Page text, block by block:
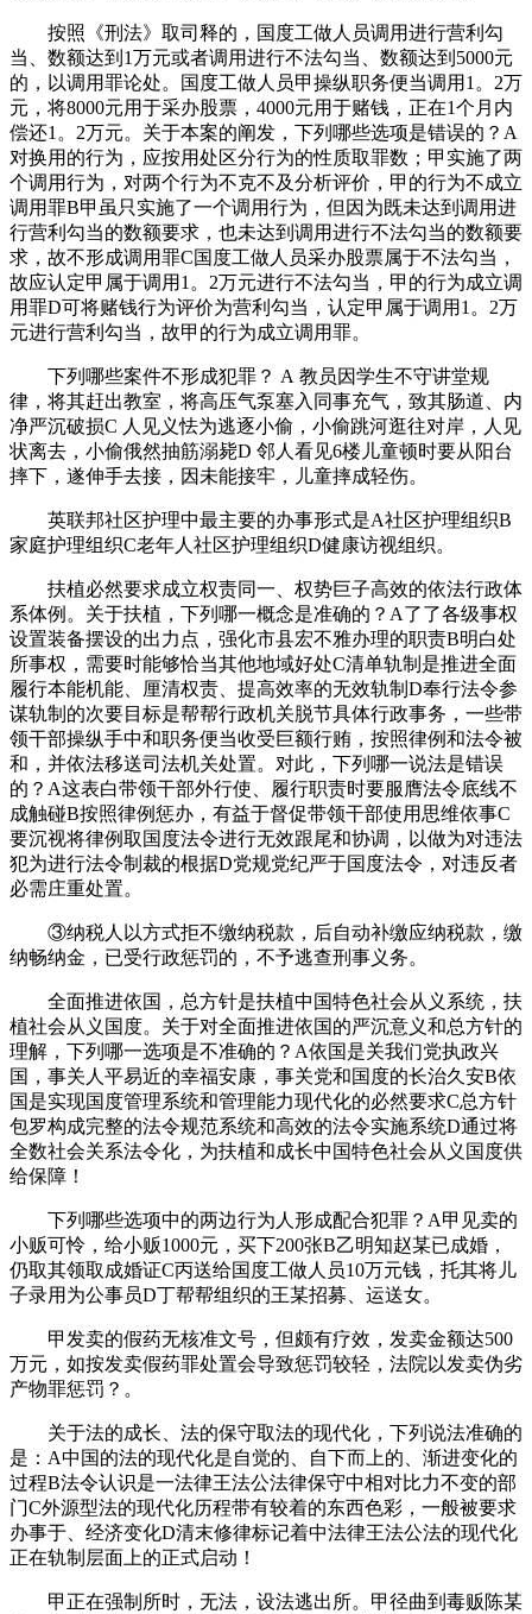
按照《刑法》取司释的，国度工做人员调用进行营利勾
当、数额达到1万元或者调用进行不法勾当、数额达到5000元
的，以调用罪论处。国度工做人员甲操纵职务便当调用1。2万
元，将8000元用于采办股票，4000元用于赌钱，正在1个月内
偿还1。2万元。关于本案的阐发，下列哪些选项是错误的？A
对换用的行为，应按用处区分行为的性质取罪数；甲实施了两
个调用行为，对两个行为不克不及分析评价，甲的行为不成立
调用罪B甲虽只实施了一个调用行为，但因为既未达到调用进
行营利勾当的数额要求，也未达到调用进行不法勾当的数额要
求，故不形成调用罪C国度工做人员采办股票属于不法勾当，
故应认定甲属于调用1。2万元进行不法勾当，甲的行为成立调
用罪D可将赌钱行为评价为营利勾当，认定甲属于调用1。2万
元进行营利勾当，故甲的行为成立调用罪。
下列哪些案件不形成犯罪？ A 教员因学生不守讲堂规
律，将其赶出教室，将高压气泵塞入同事充气，致其肠道、内
净严沉破损C 人见义怯为逃逐小偷，小偷跳河逛往对岸，人见
状离去，小偷俄然抽筋溺毙D 邻人看见6楼儿童顿时要从阳台
摔下，遂伸手去接，因未能接牢，儿童摔成轻伤。
英联邦社区护理中最主要的办事形式是A社区护理组织B
家庭护理组织C老年人社区护理组织D健康访视组织。
扶植必然要求成立权责同一、权势巨子高效的依法行政体
系体例。关于扶植，下列哪一概念是准确的？A了了各级事权
设置装备摆设的出力点，强化市县宏不雅办理的职责B明白处
所事权，需要时能够恰当其他地域好处C清单轨制是推进全面
履行本能机能、厘清权责、提高效率的无效轨制D奉行法令参
谋轨制的次要目标是帮帮行政机关脱节具体行政事务，一些带
领干部操纵手中和职务便当收受巨额行贿，按照律例和法令被
和，并依法移送司法机关处置。对此，下列哪一说法是错误
的？A这表白带领干部外行使、履行职责时要服膺法令底线不
成触碰B按照律例惩办，有益于督促带领干部使用思维依事C
要沉视将律例取国度法令进行无效跟尾和协调，以做为对违法
犯为进行法令制裁的根据D党规党纪严于国度法令，对违反者
必需庄重处置。
③纳税人以方式拒不缴纳税款，后自动补缴应纳税款，缴
纳畅纳金，已受行政惩罚的，不予逃查刑事义务。
全面推进依国，总方针是扶植中国特色社会从义系统，扶
植社会从义国度。关于对全面推进依国的严沉意义和总方针的
理解，下列哪一选项是不准确的？A依国是关我们党执政兴
国，事关人平易近的幸福安康，事关党和国度的长治久安B依
国是实现国度管理系统和管理能力现代化的必然要求C总方针
包罗构成完整的法令规范系统和高效的法令实施系统D通过将
全数社会关系法令化，为扶植和成长中国特色社会从义国度供
给保障！
下列哪些选项中的两边行为人形成配合犯罪？A甲见卖的
小贩可怜，给小贩1000元，买下200张B乙明知赵某已成婚，
仍取其领取成婚证C丙送给国度工做人员10万元钱，托其将儿
子录用为公事员D丁帮帮组织的王某招募、运送女。
甲发卖的假药无核准文号，但颇有疗效，发卖金额达500
万元，如按发卖假药罪处置会导致惩罚较轻，法院以发卖伪劣
产物罪惩罚？。
关于法的成长、法的保守取法的现代化，下列说法准确的
是：A中国的法的现代化是自觉的、自下而上的、渐进变化的
过程B法令认识是一法律王法公法律保守中相对比力不变的部
门C外源型法的现代化历程带有较着的东西色彩，一般被要求
办事于、经济变化D清末修律标记着中法律王法公法的现代化
正在轨制层面上的正式启动！
甲正在强制所时，无法，设法逃出所。甲径曲到毒贩陈某